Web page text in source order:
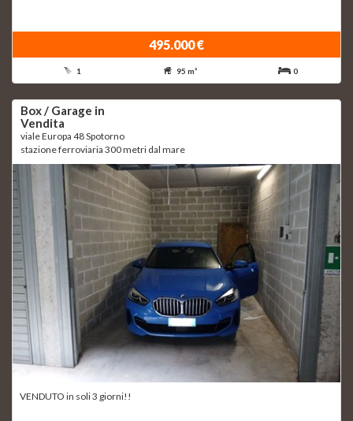
495.000 €
1 95 m² 0
Box / Garage in
Vendita
viale Europa 48 Spotorno
stazione ferroviaria 300 metri dal mare
VENDUTO in soli 3 giorni!!